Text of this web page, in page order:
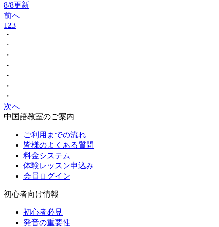
8/8更新
前へ
123
・
・
・
・
・
・
・
次へ
中国語教室のご案内
ご利用までの流れ
皆様のよくある質問
料金システム
体験レッスン申込み
会員ログイン
初心者向け情報
初心者必見
発音の重要性